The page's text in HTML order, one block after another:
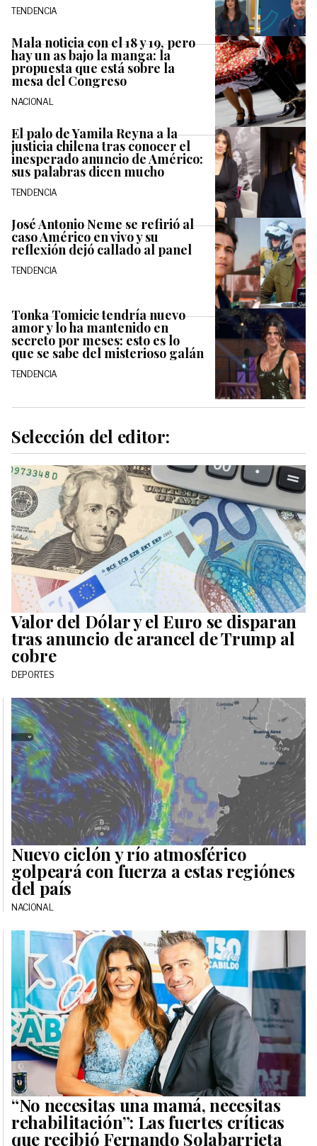
TENDENCIA
Mala noticia con el 18 y 19, pero
hay un as bajo la manga: la
propuesta que está sobre la
mesa del Congreso
NACIONAL
El palo de Yamila Reyna a la
justicia chilena tras conocer el
inesperado anuncio de Américo:
sus palabras dicen mucho
TENDENCIA
José Antonio Neme se refirió al
caso Américo en vivo y su
reflexión dejó callado al panel
TENDENCIA
Tonka Tomicic tendría nuevo
amor y lo ha mantenido en
secreto por meses: esto es lo
que se sabe del misterioso galán
TENDENCIA
Selección del editor:
Valor del Dólar y el Euro se disparan
tras anuncio de arancel de Trump al
cobre
DEPORTES
Nuevo ciclón y río atmosférico
golpeará con fuerza a estas regiónes
del país
NACIONAL
“No necesitas una mamá, necesitas
rehabilitación”: Las fuertes críticas
que recibió Fernando Solabarrieta